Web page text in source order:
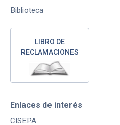
Biblioteca
LIBRO DE
RECLAMACIONES
Enlaces de interés
CISEPA